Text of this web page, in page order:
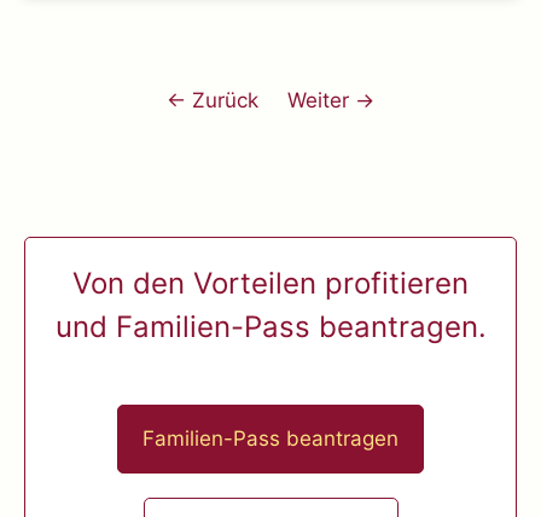
← Zurück Weiter →
Von den Vorteilen profitieren
und Familien-Pass beantragen.
Familien-Pass beantragen